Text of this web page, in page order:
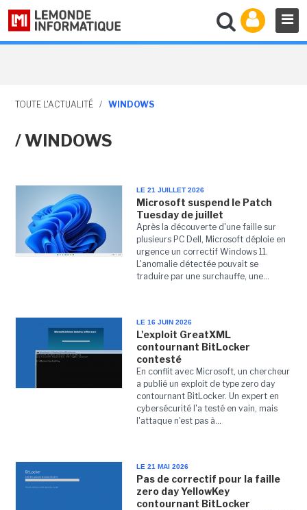
TOUTE L'ACTUALITÉ / WINDOWS
/ WINDOWS
LE 21 JUILLET 2026
Microsoft suspend le Patch
Tuesday de juillet
Après la découverte d'une faille sur
plusieurs PC Dell, Microsoft déploie en
urgence un correctif Windows 11.
L'anomalie détectée pouvait se
traduire par une surchauffe, une...
LE 16 JUIN 2026
L'exploit GreatXML
contournant BitLocker
contesté
En conflit avec Microsoft, un chercheur
a publié un exploit de type zero day
contournant BitLocker. Un expert en
cybersécurité l'a testé en vain, mais
l'attaque n'est pas à...
LE 21 MAI 2026
Pas de correctif pour la faille
zero day YellowKey
contournant BitLocker